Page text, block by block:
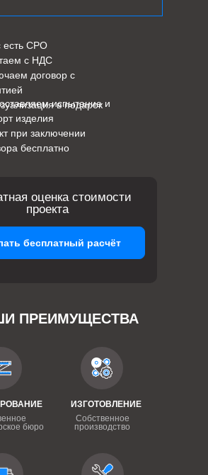
испытание и
изделия
при заключении
бесплатно
есть СРО
с НДС
договор с
в подарок
ПРЕИМУЩЕСТВА
бюро
ИЗГОТОВЛЕНИЕ
Собственное
производство
оценка стоимости
проекта
бесплатный расчёт